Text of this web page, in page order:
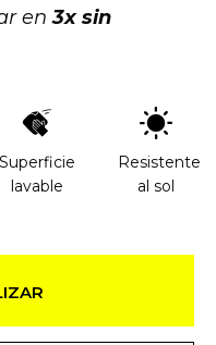
en3x sin
Superficie
lavable
Resistente
al sol